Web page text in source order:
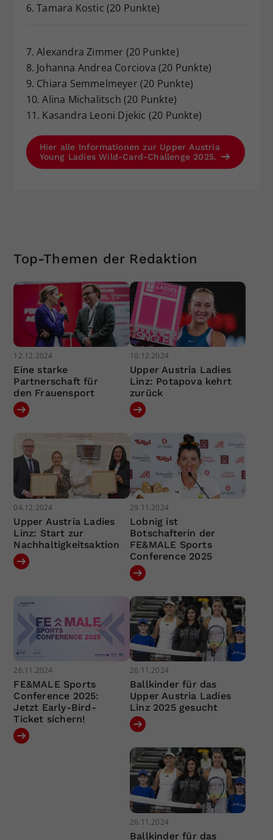
6. Tamara Kostic (20 Punkte)
7. Alexandra Zimmer (20 Punkte)
8. Johanna Andrea Corciova (20 Punkte)
9. Chiara Semmelmeyer (20 Punkte)
10. Alina Michalitsch (20 Punkte)
11. Kasandra Leoni Djekic (20 Punkte)
Hier alle Informationen zur Upper Austria
Young Ladies Wild-Card-Challenge 2025.
Top-Themen der Redaktion
12.12.2024
Eine starke
Partnerschaft für
den Frauensport
10.12.2024
Upper Austria Ladies
Linz: Potapova kehrt
zurück
04.12.2024
Upper Austria Ladies
Linz: Start zur
Nachhaltigkeitsaktion
29.11.2024
Lobnig ist
Botschafterin der
FE&MALE Sports
Conference 2025
26.11.2024
FE&MALE Sports
Conference 2025:
Jetzt Early-Bird-
Ticket sichern!
26.11.2024
Ballkinder für das
Upper Austria Ladies
Linz 2025 gesucht
26.11.2024
Ballkinder für das